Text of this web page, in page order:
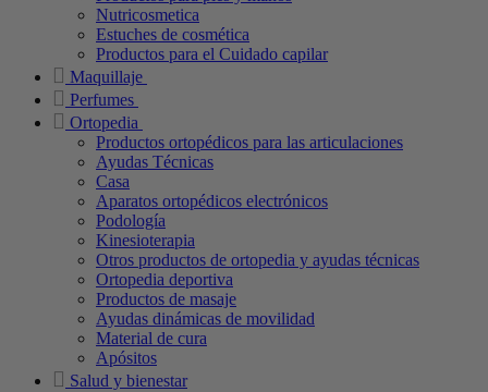
Nutricosmetica
Estuches de cosmética
Productos para el Cuidado capilar
Maquillaje
Perfumes
Ortopedia
Productos ortopédicos para las articulaciones
Ayudas Técnicas
Casa
Aparatos ortopédicos electrónicos
Podología
Kinesioterapia
Otros productos de ortopedia y ayudas técnicas
Ortopedia deportiva
Productos de masaje
Ayudas dinámicas de movilidad
Material de cura
Apósitos
Salud y bienestar